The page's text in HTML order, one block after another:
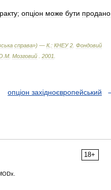
; опціон може бути продано
справа») — К. : КНЕУ 2 Фондовий
М Мозговий 2001
опціон західноєвропейський
18+